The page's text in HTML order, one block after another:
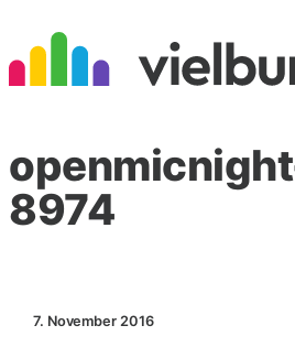
Inhalt
springen
8974
7. November 2016